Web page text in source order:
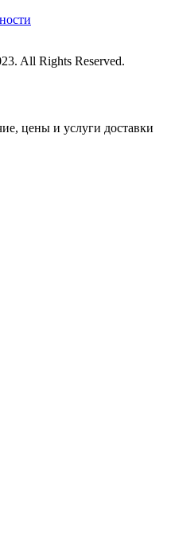
All Rights Reserved.
цены и услуги доставки